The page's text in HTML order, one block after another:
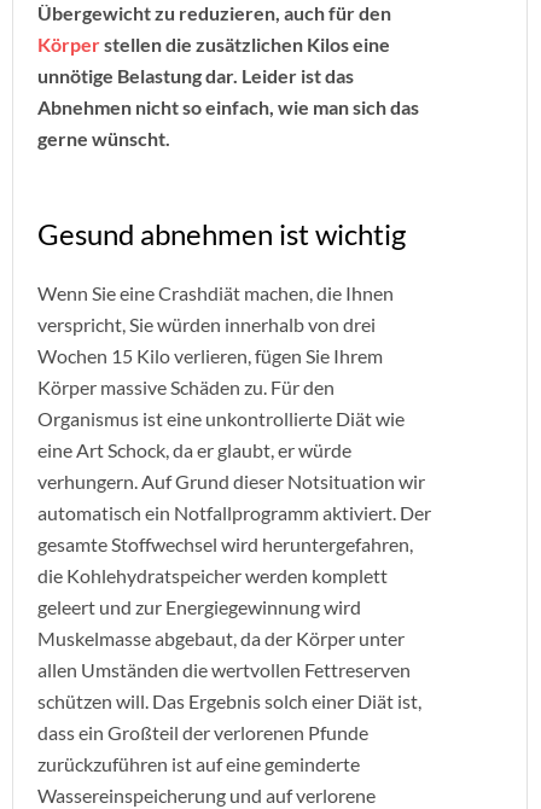
Übergewicht zu reduzieren, auch für den
Körperstellen die zusätzlichen Kilos eine
unnötige Belastung dar. Leider ist das
Abnehmen nicht so einfach, wie man sich das
gerne wünscht.
Gesund abnehmen ist wichtig
Wenn Sie eine Crashdiät machen, die Ihnen
verspricht, Sie würden innerhalb von drei
Wochen 15 Kilo verlieren, fügen Sie Ihrem
Körper massive Schäden zu. Für den
Organismus ist eine unkontrollierte Diät wie
eine Art Schock, da er glaubt, er würde
verhungern. Auf Grund dieser Notsituation wir
automatisch ein Notfallprogramm aktiviert. Der
gesamte Stoffwechsel wird heruntergefahren,
die Kohlehydratspeicher werden komplett
geleert und zur Energiegewinnung wird
Muskelmasse abgebaut, da der Körper unter
allen Umständen die wertvollen Fettreserven
schützen will. Das Ergebnis solch einer Diät ist,
dass ein Großteil der verlorenen Pfunde
zurückzuführen ist auf eine geminderte
Wassereinspeicherung und auf verlorene